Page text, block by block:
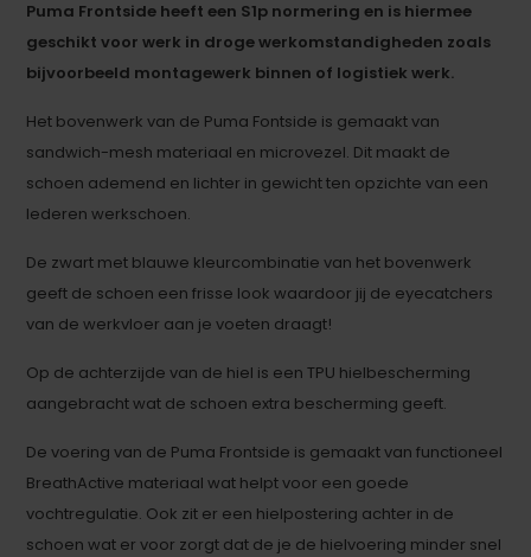
Puma Frontside heeft een S1p normering en is hiermee
geschikt voor werk in droge werkomstandigheden zoals
bijvoorbeeld montagewerk binnen of logistiek werk.
Het bovenwerk van de Puma Fontside is gemaakt van
sandwich-mesh materiaal en microvezel. Dit maakt de
schoen ademend en lichter in gewicht ten opzichte van een
lederen werkschoen.
De zwart met blauwe kleurcombinatie van het bovenwerk
geeft de schoen een frisse look waardoor jij de eyecatchers
van de werkvloer aan je voeten draagt!
Op de achterzijde van de hiel is een TPU hielbescherming
aangebracht wat de schoen extra bescherming geeft.
De voering van de Puma Frontside is gemaakt van functioneel
BreathActive materiaal wat helpt voor een goede
vochtregulatie. Ook zit er een hielpostering achter in de
schoen wat er voor zorgt dat de je de hielvoering minder snel